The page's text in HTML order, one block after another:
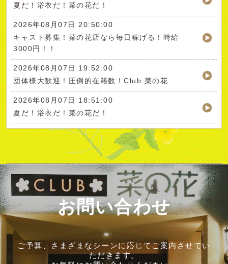
夏だ！浴衣だ！菜の花だ！
キャスト募集！菜の花店なら毎日稼げる！時給
3000円！！
2026年08月07日 20:50:00
団体様大歓迎！圧倒的在籍数！Club 菜の花
2026年08月07日 19:52:00
夏だ！浴衣だ！菜の花だ！
2026年08月07日 18:51:00
お問い合わせ
ご予算、さまざまなシーンに応じてご案内させてい
ただきます。